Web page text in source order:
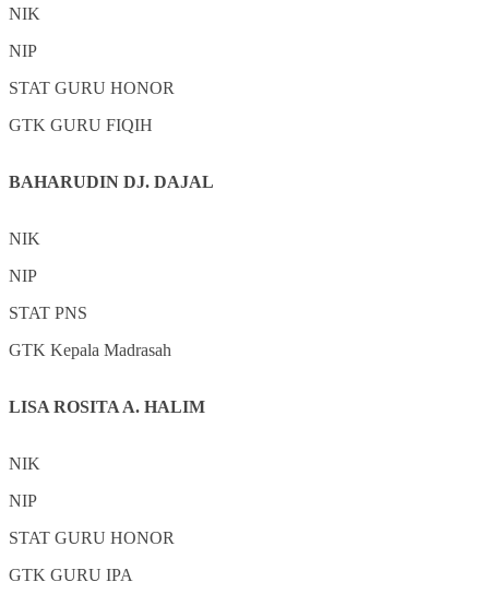
NIK
NIP
STAT GURU HONOR
GTK GURU FIQIH
BAHARUDIN DJ. DAJAL
NIK
NIP
STAT PNS
GTK Kepala Madrasah
LISA ROSITA A. HALIM
NIK
NIP
STAT GURU HONOR
GTK GURU IPA